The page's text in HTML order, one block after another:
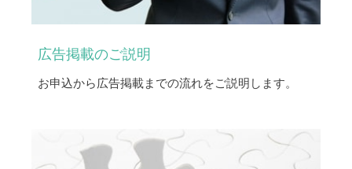
広告掲載のご説明
お申込から広告掲載までの流れをご説明します。